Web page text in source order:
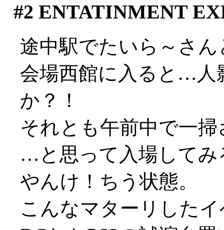
#2 ENTATINMENT
途中駅でたいら～さ
会場西館に入ると…人
か？！
それとも午前中で一
…と思って入場してみ
やんけ！ちう状態。
こんなマターリした